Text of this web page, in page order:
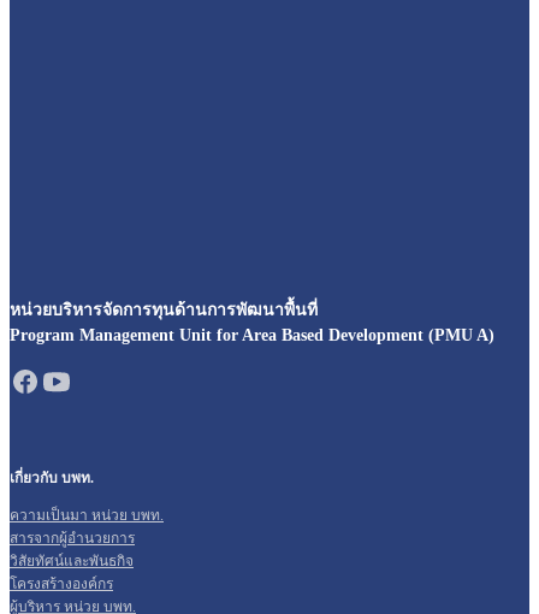
หน่วยบริหารจัดการทุนด้านการพัฒนาพื้นที่
Program Management Unit for Area Based Development (PMU A)
เกี่ยวกับ บพท.
ความเป็นมา หน่วย บพท.
สารจากผู้อำนวยการ
วิสัยทัศน์และพันธกิจ
โครงสร้างองค์กร
ผู้บริหาร หน่วย บพท.